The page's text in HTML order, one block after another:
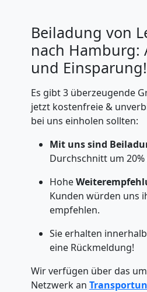
Beiladung von
nach Hamburg:
und Einsparung!
Es gibt 3 überzeugende
jetzt kostenfreie &
bei uns einholen sollten:
Mit uns sind
Durchschnitt um
Hohe
Kunden würden uns
empfehlen.
Sie erhalten
eine Rückmeldung!
Wir verfügen über das
Netzwerk an